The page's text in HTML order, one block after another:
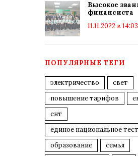
Высокое
финансиста
11.11.2022 в 14:03
ПОПУЛЯРНЫЕ ТЕГИ
электричество
свет
повышение тарифов
ент
единое национальное
образование
семья